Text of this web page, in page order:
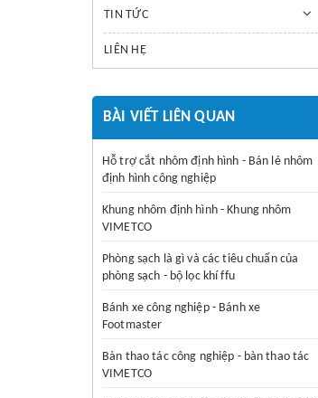
TIN TỨC
LIÊN HỆ
BÀI VIẾT LIÊN QUAN
Hỗ trợ cắt nhôm định hình - Bán lẻ nhôm
định hình công nghiệp
Khung nhôm định hình - Khung nhôm
VIMETCO
Phòng sạch là gì và các tiêu chuẩn của
phòng sạch - bộ lọc khí ffu
Bánh xe công nghiệp - Bánh xe
Footmaster
Bàn thao tác công nghiệp - bàn thao tác
VIMETCO